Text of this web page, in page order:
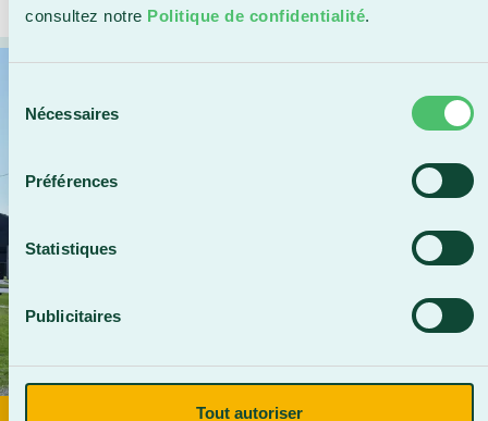
consultez notre Politique de confidentialité.
Nécessaires
Préférences
Statistiques
Publicitaires
Tout autoriser